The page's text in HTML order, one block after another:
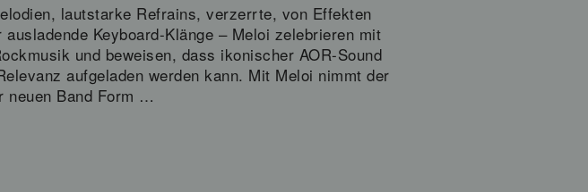
lautstarke Refrains, verzerrte, von Effekten
Keyboard-Klänge – Meloi zelebrieren mit
und beweisen, dass ikonischer AOR-Sound
aufgeladen werden kann. Mit Meloi nimmt der
neuen Band Form …